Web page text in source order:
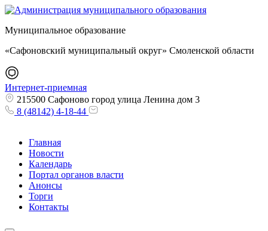
Муниципальное образование
«Сафоновский муниципальный округ» Смоленской области
Интернет-приемная
215500 Сафоново город улица Ленина дом 3
8 (48142) 4-18-44
Главная
Новости
Календарь
Портал органов власти
Анонсы
Торги
Контакты